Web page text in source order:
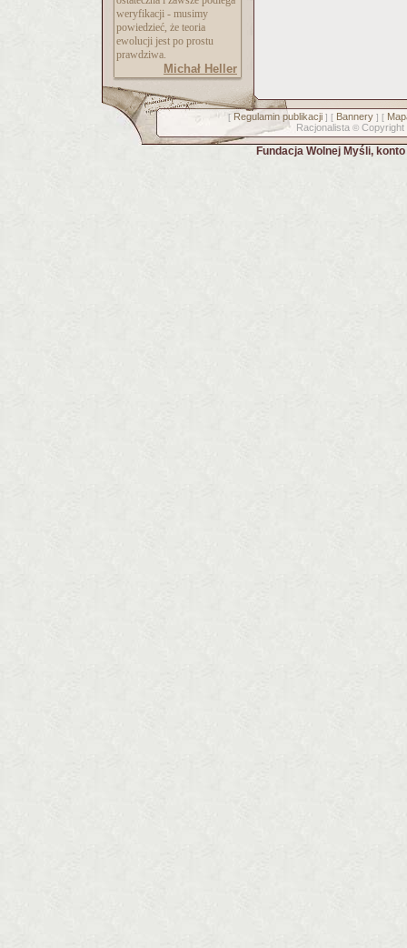
weryfikacji - musimy
powiedzieć, że teoria
ewolucji jest po prostu
prawdziwa.
Michał Heller
[ Regulamin publikacji] [ Bannery] [
Racjonalista © Copyright
Fundacja Wolnej Myśli,